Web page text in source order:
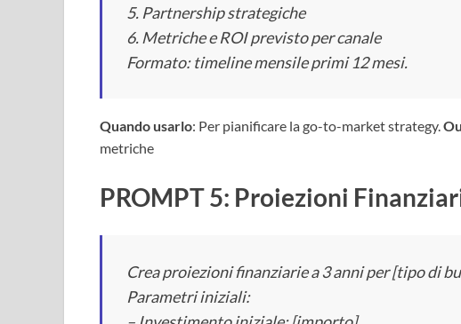
5. Partnership strategiche
6. Metriche e ROI previsto per canale
Formato: timeline mensile primi 12 mesi.
Quando usarlo: Per pianificare la go-to-market strategy.
metriche
PROMPT 5: Proiezioni
Crea proiezioni finanziarie a 3 anni per [tipo di
Parametri iniziali: